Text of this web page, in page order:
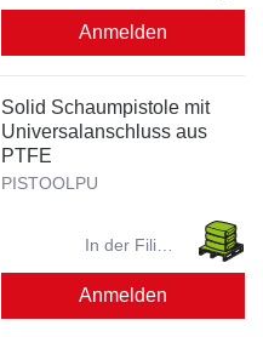
Anmelden
Solid Schaumpistole mit
Universalanschluss aus
PTFE
PISTOOLPU
In der Filiale
Anmelden